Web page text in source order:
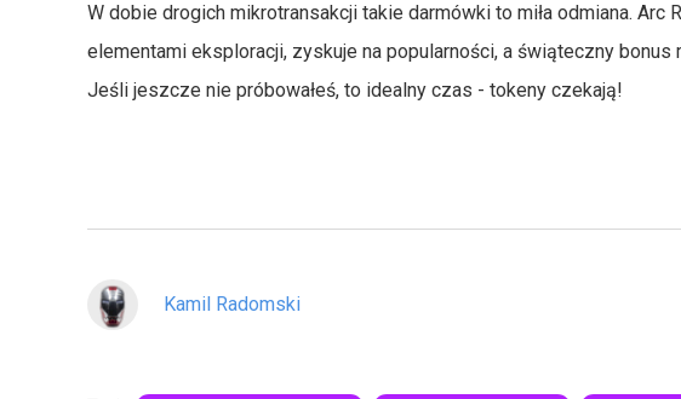
W dobie drogich mikrotransakcji takie darmówki to miła odmiana. Arc
elementami eksploracji, zyskuje na popularności, a świąteczny bonus
Jeśli jeszcze nie próbowałeś, to idealny czas - tokeny czekają!
Kamil Radomski